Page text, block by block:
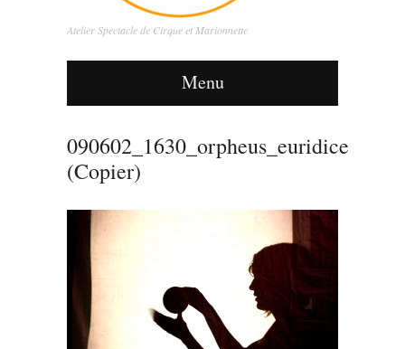
Atelier Spectacle de Cirque et Marionnette
Menu
090602_1630_orpheus_euridice
(Copier)